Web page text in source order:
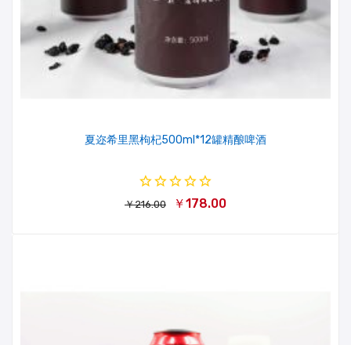
夏迩希里黑枸杞500ml*12罐精酿啤酒
￥216.00 ￥178.00